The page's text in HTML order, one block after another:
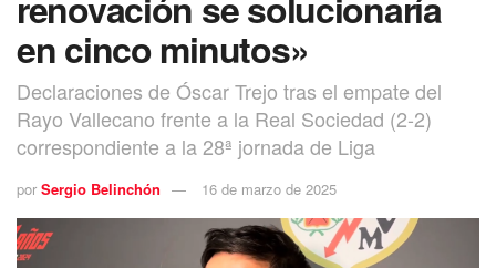
en cinco minutos»
Declaraciones de Óscar Trejo tras el empate del
Rayo Vallecano frente a la Real Sociedad (2-2)
correspondiente a la 28ª jornada de Liga
por Sergio Belinchón 16 de marzo de 2025